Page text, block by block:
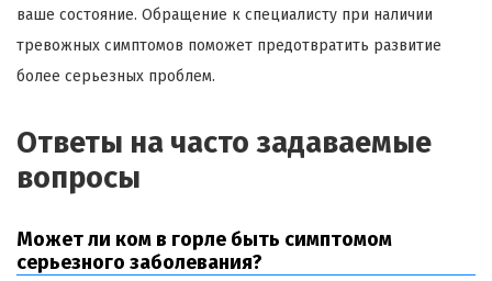
ваше состояние. Обращение к специалисту при наличии
тревожных симптомов поможет предотвратить развитие
более серьезных проблем.
Ответы на часто задаваемые
вопросы
Может ли ком в горле быть симптомом
серьезного заболевания?